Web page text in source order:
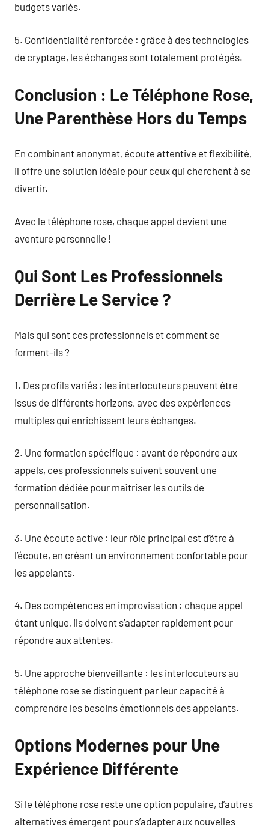
budgets variés.
5. Confidentialité renforcée : grâce à des technologies
de cryptage, les échanges sont totalement protégés.
Conclusion : Le Téléphone Rose,
Une Parenthèse Hors du Temps
En combinant anonymat, écoute attentive et flexibilité,
il offre une solution idéale pour ceux qui cherchent à se
divertir.
Avec le téléphone rose, chaque appel devient une
aventure personnelle !
Qui Sont Les Professionnels
Derrière Le Service ?
Mais qui sont ces professionnels et comment se
forment-ils ?
1. Des profils variés : les interlocuteurs peuvent être
issus de différents horizons, avec des expériences
multiples qui enrichissent leurs échanges.
2. Une formation spécifique : avant de répondre aux
appels, ces professionnels suivent souvent une
formation dédiée pour maîtriser les outils de
personnalisation.
3. Une écoute active : leur rôle principal est d’être à
l’écoute, en créant un environnement confortable pour
les appelants.
4. Des compétences en improvisation : chaque appel
étant unique, ils doivent s’adapter rapidement pour
répondre aux attentes.
5. Une approche bienveillante : les interlocuteurs au
téléphone rose se distinguent par leur capacité à
comprendre les besoins émotionnels des appelants.
Options Modernes pour Une
Expérience Différente
Si le téléphone rose reste une option populaire, d’autres
alternatives émergent pour s’adapter aux nouvelles